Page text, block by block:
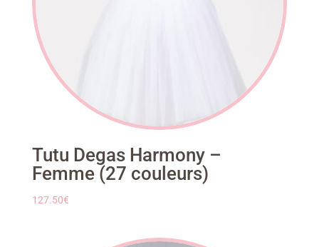
Tutu Degas Harmony –
Femme (27 couleurs)
127.50€